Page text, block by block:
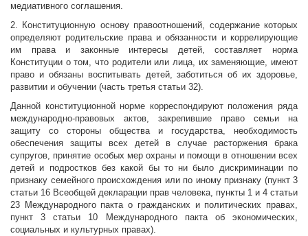
медиативного соглашения.
2. Конституционную основу правоотношений, содержание которых
определяют родительские права и обязанности и коррелирующие
им права и законные интересы детей, составляет норма
Конституции о том, что родители или лица, их заменяющие, имеют
право и обязаны воспитывать детей, заботиться об их здоровье,
развитии и обучении (часть третья статьи 32).
Данной конституционной норме корреспондируют положения ряда
международно-правовых актов, закрепившие право семьи на
защиту со стороны общества и государства, необходимость
обеспечения защиты всех детей в случае расторжения брака
супругов, принятие особых мер охраны и помощи в отношении всех
детей и подростков без какой бы то ни было дискриминации по
признаку семейного происхождения или по иному признаку (пункт 3
статьи 16 Всеобщей декларации прав человека, пункты 1 и 4 статьи
23 Международного пакта о гражданских и политических правах,
пункт 3 статьи 10 Международного пакта об экономических,
социальных и культурных правах).